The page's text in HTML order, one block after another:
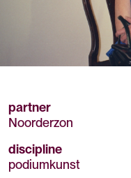
partner
Noorderzon
discipline
podiumkunst